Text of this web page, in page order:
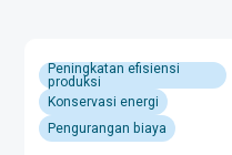
Peningkatan efisiensi
produksi
Konservasi energi
Pengurangan biaya